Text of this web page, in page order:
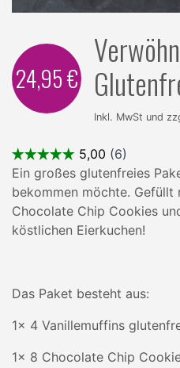
24,95 €
Inkl. MwSt und
Ein großes glutenfreies
bekommen möchte. Gefüllt
Chocolate Chip Cookies
köstlichen Eierkuchen!
Das Paket besteht aus:
1x 4 Vanillemuffins
1x 8 Chocolate Chip